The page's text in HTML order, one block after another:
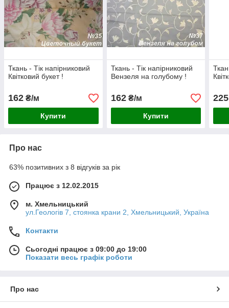
Ткань - Тік напірниковий
Квітковий букет !
162 ₴/м
Купити
Ткань - Тік напірниковий
Вензеля на голубому !
162₴/м
Купити
225
Про нас
63% позитивних з 8 відгуків за рік
Працює з 12.02.2015
м. Хмельницький
ул.Геологів 7, стоянка крани 2, Хмельницький, Україна
Контакти
Сьогодні працює з 09:00 до 19:00
Показати весь графік роботи
Про нас